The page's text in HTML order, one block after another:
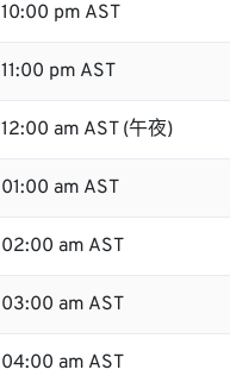
10:00 pm AST
11:00 pm AST
12:00 am AST (午夜)
01:00 am AST
02:00 am AST
03:00 am AST
04:00 am AST